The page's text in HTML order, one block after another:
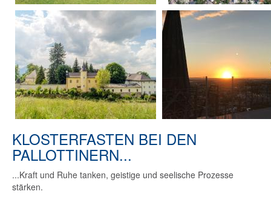
KLOSTERFASTEN BEI DEN
PALLOTTINERN...
...Kraft und Ruhe tanken, geistige und seelische Prozesse
stärken.